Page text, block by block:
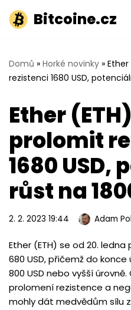
Přeskočit
obsah
Bitcoine.cz
Domů » Horké novinky »
rezistenci 1680 USD,
Ether
prolomit
1680
růst na
2. 2. 2023 19:44 Adam
Ether (ETH) se od 20.
680 USD, přičemž do
800 USD nebo vyšší
prolomení rezistence a
mohly dát medvědům sílu